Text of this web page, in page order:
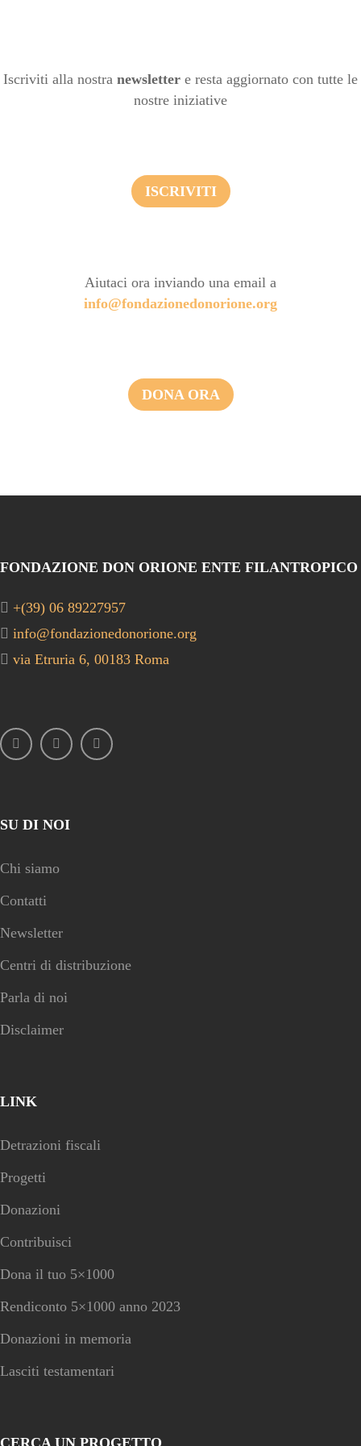
Iscriviti alla nostra newsletter e resta aggiornato con tutte le
nostre iniziative
ISCRIVITI
Aiutaci ora inviando una email a
info@fondazionedonorione.org
DONA ORA
FONDAZIONE DON ORIONE ENTE FILANTROPICO
+(39) 06 89227957
info@fondazionedonorione.org
via Etruria 6, 00183 Roma
SU DI NOI
Chi siamo
Contatti
Newsletter
Centri di distribuzione
Parla di noi
Disclaimer
LINK
Detrazioni fiscali
Progetti
Donazioni
Contribuisci
Dona il tuo 5×1000
Rendiconto 5×1000 anno 2023
Donazioni in memoria
Lasciti testamentari
CERCA UN PROGETTO